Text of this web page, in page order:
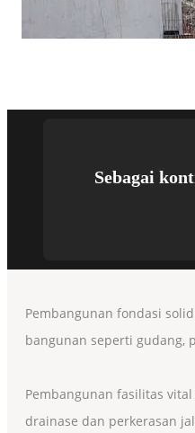
Sebagai
Pembangunan fondasi
bangunan seperti gudang,
Pembangunan fasilitas
drainase dan perkerasan